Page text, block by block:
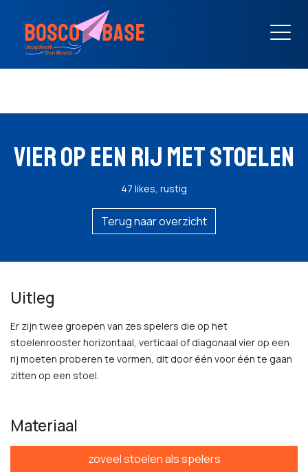
VIER OP EEN RIJ MET STOELEN
47 likes, rustig
Terug naar overzicht
Uitleg
Er zijn twee groepen van zes spelers die op het
stoelenrooster horizontaal, verticaal of diagonaal vier op een
rij moeten proberen te vormen, dit door één voor één te gaan
zitten op een stoel.
Materiaal
zoveel stoelen als spelers